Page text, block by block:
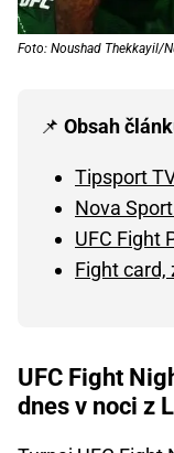
Foto: Noushad Thekkayil/
📌 Obsah
Tipsport
Nova
UFC Fight
Fight card,
UFC Fight
dnes v noci z